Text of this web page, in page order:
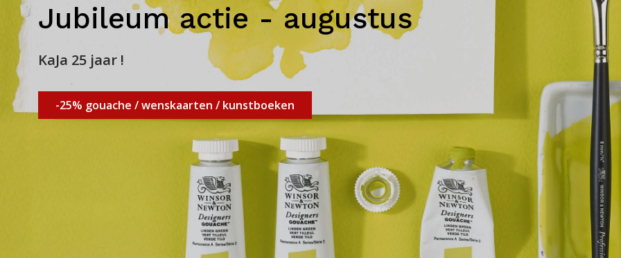
Jubileum actie - augustus
KaJa 25 jaar !
-25% gouache / wenskaarten / kunstboeken